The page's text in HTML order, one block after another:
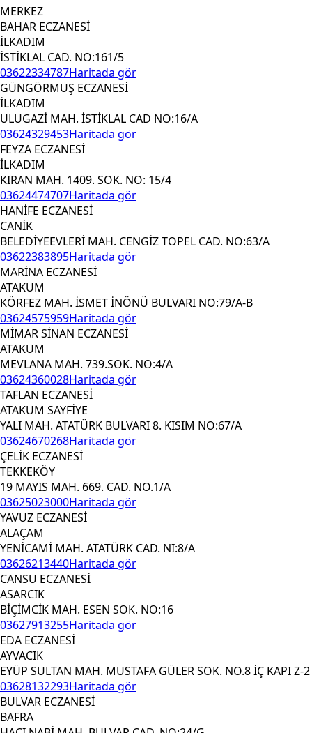
MERKEZ
BAHAR ECZANESİ
İLKADIM
İSTİKLAL CAD. NO:161/5
03622334787Haritada gör
GÜNGÖRMÜŞ ECZANESİ
İLKADIM
ULUGAZİ MAH. İSTİKLAL CAD NO:16/A
03624329453Haritada gör
FEYZA ECZANESİ
İLKADIM
KIRAN MAH. 1409. SOK. NO: 15/4
03624474707Haritada gör
HANİFE ECZANESİ
CANİK
BELEDİYEEVLERİ MAH. CENGİZ TOPEL CAD. NO:63/A
03622383895Haritada gör
MARİNA ECZANESİ
ATAKUM
KÖRFEZ MAH. İSMET İNÖNÜ BULVARI NO:79/A-B
03624575959Haritada gör
MİMAR SİNAN ECZANESİ
ATAKUM
MEVLANA MAH. 739.SOK. NO:4/A
03624360028Haritada gör
TAFLAN ECZANESİ
ATAKUM SAYFİYE
YALI MAH. ATATÜRK BULVARI 8. KISIM NO:67/A
03624670268Haritada gör
ÇELİK ECZANESİ
TEKKEKÖY
19 MAYIS MAH. 669. CAD. NO.1/A
03625023000Haritada gör
YAVUZ ECZANESİ
ALAÇAM
YENİCAMİ MAH. ATATÜRK CAD. NI:8/A
03626213440Haritada gör
CANSU ECZANESİ
ASARCIK
BİÇİMCİK MAH. ESEN SOK. NO:16
03627913255Haritada gör
EDA ECZANESİ
AYVACIK
EYÜP SULTAN MAH. MUSTAFA GÜLER SOK. NO.8 İÇ KAPI Z-2
03628132293Haritada gör
BULVAR ECZANESİ
BAFRA